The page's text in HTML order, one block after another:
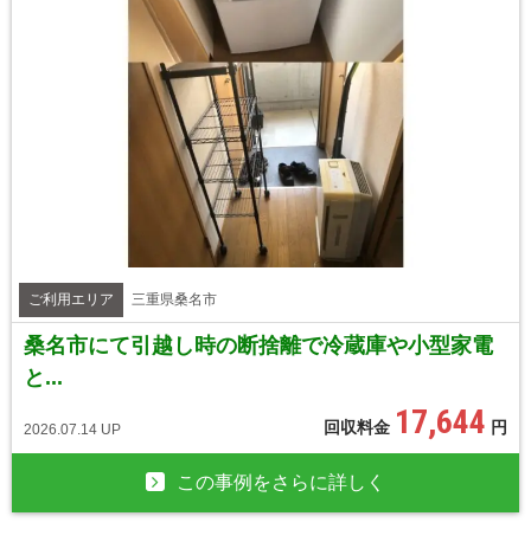
ご利用エリア 三重県桑名市
桑名市にて引越し時の断捨離で冷蔵庫や小型家電
と...
2026.07.14 UP 回収料金 17,644 円
この事例をさらに詳しく